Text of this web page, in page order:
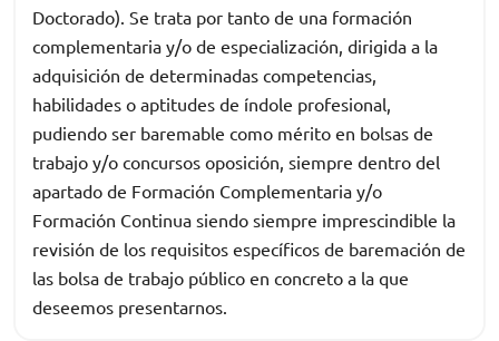
Doctorado). Se trata por tanto de una formación
complementaria y/o de especialización, dirigida a la
adquisición de determinadas competencias,
habilidades o aptitudes de índole profesional,
pudiendo ser baremable como mérito en bolsas de
trabajo y/o concursos oposición, siempre dentro del
apartado de Formación Complementaria y/o
Formación Continua siendo siempre imprescindible la
revisión de los requisitos específicos de baremación de
las bolsa de trabajo público en concreto a la que
deseemos presentarnos.